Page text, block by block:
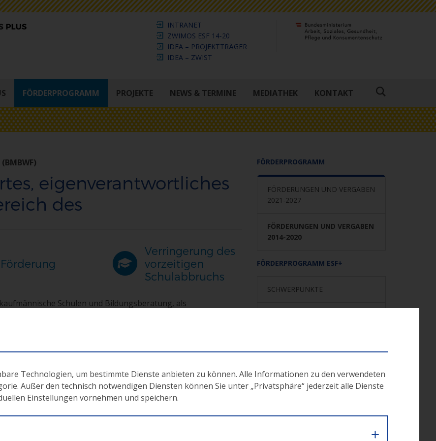
INTRANET
ZWIMOS ESF 14-20
IDEA – PROJEKTTRÄGER
IDEA – ZWIST
FÖRDERPROGRAMM PROJEKTE NEWS & TERMINE MEDIATHEK KONTAKT
Suche
eigenverantwortliches
des
Förderung
Verringerung des
vorzeitigen
Schulabbruchs
Schulen und Bildungsberatung, als
verbindlichen Übung „KOEL“ im SJ 2017/18 in
FÖRDERPROGRAMM
FÖRDERUNGEN UND VERGABEN
2021-2027
FÖRDERUNGEN UND VERGABEN
2014-2020
FÖRDERPROGRAMM ESF+
SCHWERPUNKTE
ESF 2014-2020
Technologien, um bestimmte Dienste anbieten zu können. Alle Informationen zu den verwendeten
Außer den technisch notwendigen Diensten können Sie unter „Privatsphäre“ jederzeit alle Dienste
Einstellungen vornehmen und speichern.